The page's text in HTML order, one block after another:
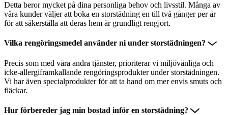
Detta beror mycket på dina personliga behov och livsstil. Många av
våra kunder väljer att boka en storstädning en till två gånger per år
för att säkerställa att deras hem är grundligt rengjort.
Vilka rengöringsmedel använder ni under storstädningen?
Precis som med våra andra tjänster, prioriterar vi miljövänliga och
icke-allergiframkallande rengöringsprodukter under storstädningen.
Vi har även specialprodukter för att ta hand om mer envis smuts och
fläckar.
Hur förbereder jag min bostad inför en storstädning?